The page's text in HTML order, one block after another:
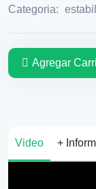
Categoria:
Agregar
Video +